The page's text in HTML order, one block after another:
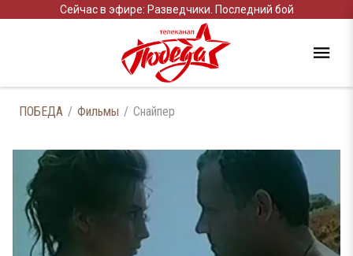
Сейчас в эфире: Разведчики. Последний бой
ПОБЕДА Фильмы Снайпер